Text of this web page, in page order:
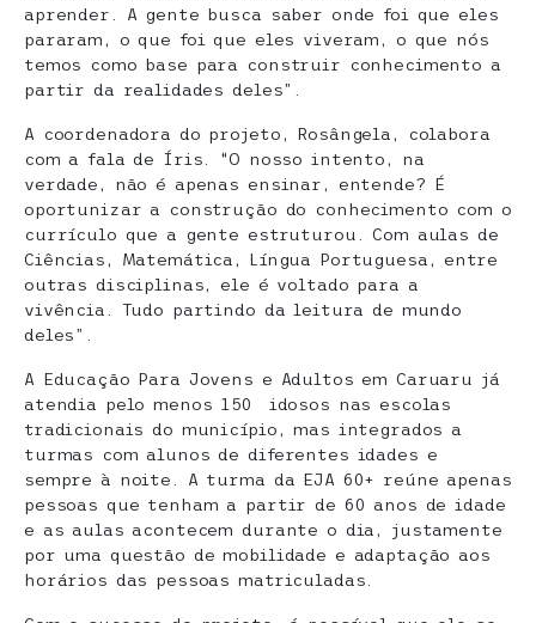
aprender. A gente busca saber onde foi que eles
pararam, o que foi que eles viveram, o que nós
temos como base para construir conhecimento a
partir da realidades deles”.
A coordenadora do projeto, Rosângela, colabora
com a fala de Íris. “O nosso intento, na
verdade, não é apenas ensinar, entende? É
oportunizar a construção do conhecimento com o
currículo que a gente estruturou. Com aulas de
Ciências, Matemática, Língua Portuguesa, entre
outras disciplinas, ele é voltado para a
vivência. Tudo partindo da leitura de mundo
deles”.
A Educação Para Jovens e Adultos em Caruaru já
atendia pelo menos 150 idosos nas escolas
tradicionais do município, mas integrados a
turmas com alunos de diferentes idades e
sempre à noite. A turma da EJA 60+ reúne apenas
pessoas que tenham a partir de 60 anos de idade
e as aulas acontecem durante o dia, justamente
por uma questão de mobilidade e adaptação aos
horários das pessoas matriculadas.